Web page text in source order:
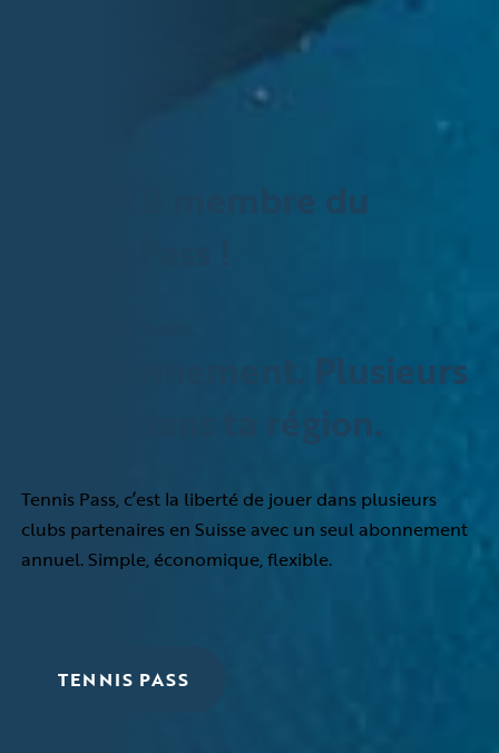
Un abonnement. Plusieurs
Tennis Pass, c’est la liberté de jouer dans plusieurs
clubs partenaires en Suisse avec un seul abonnement
annuel. Simple, économique, flexible.
TENNIS PASS